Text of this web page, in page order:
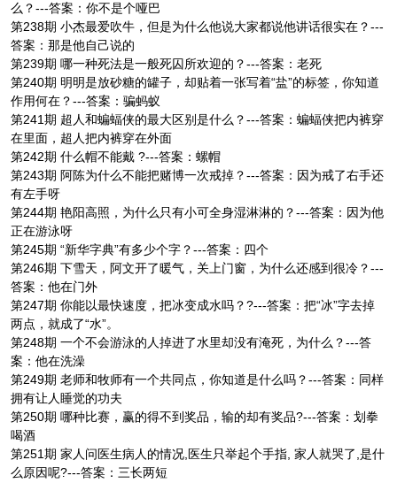
么？---答案：你不是个哑巴
第238期 小杰最爱吹牛，但是为什么他说大家都说他讲话很实在？---
答案：那是他自己说的
第239期 哪一种死法是一般死囚所欢迎的？---答案：老死
第240期 明明是放砂糖的罐子，却贴着一张写着“盐”的标签，你知道
作用何在？---答案：骗蚂蚁
第241期 超人和蝙蝠侠的最大区别是什么？---答案：蝙蝠侠把内裤穿
在里面，超人把内裤穿在外面
第242期 什么帽不能戴 ?---答案：螺帽
第243期 阿陈为什么不能把赌博一次戒掉？---答案：因为戒了右手还
有左手呀
第244期 艳阳高照，为什么只有小可全身湿淋淋的？---答案：因为他
正在游泳呀
第245期 “新华字典”有多少个字？---答案：四个
第246期 下雪天，阿文开了暖气，关上门窗，为什么还感到很冷？---
答案：他在门外
第247期 你能以最快速度，把冰变成水吗？?---答案：把“冰”字去掉
两点，就成了“水”。
第248期 一个不会游泳的人掉进了水里却没有淹死，为什么？---答
案：他在洗澡
第249期 老师和牧师有一个共同点，你知道是什么吗？---答案：同样
拥有让人睡觉的功夫
第250期 哪种比赛，赢的得不到奖品，输的却有奖品?---答案：划拳
喝酒
第251期 家人问医生病人的情况,医生只举起个手指, 家人就哭了,是什
么原因呢?---答案：三长两短